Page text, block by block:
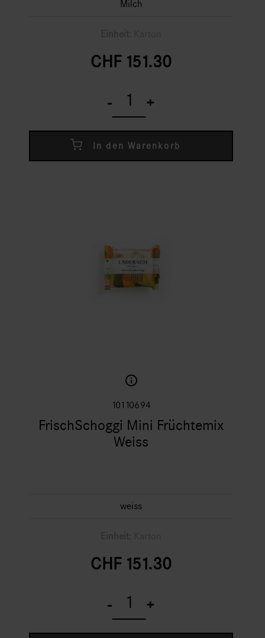
Milch
CHF 151.30
- +
In den Warenkorb
10110694
FrischSchoggi Mini Früchtemix
Weiss
weiss
CHF 151.30
- +